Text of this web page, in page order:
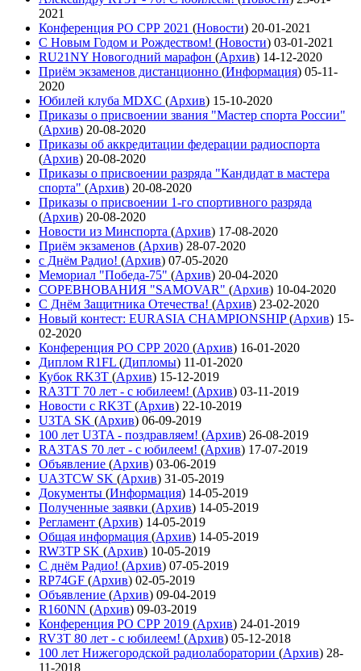
2021
Конференция РО СРР 2021 (Новости) 20-01-2021
С Новым Годом и Рождеством! (Новости) 03-01-2021
RU21NY Новогодний марафон (Архив) 14-12-2020
Приём экзаменов дистанционно (Информация) 05-11-
2020
Юбилей клуба MDXC (Архив) 15-10-2020
Приказы о присвоении звания "Мастер спорта России"
(Архив) 20-08-2020
Приказы об аккредитации федерации радиоспорта
(Архив) 20-08-2020
Приказы о присвоении разряда "Кандидат в мастера
спорта" (Архив) 20-08-2020
Приказы о присвоении 1-го спортивного разряда
(Архив) 20-08-2020
Новости из Минспорта (Архив) 17-08-2020
Приём экзаменов (Архив) 28-07-2020
с Днём Радио! (Архив) 07-05-2020
Мемориал "Победа-75" (Архив) 20-04-2020
СОРЕВНОВАНИЯ "SAMOVAR" (Архив) 10-04-2020
С Днём Защитника Отечества! (Архив) 23-02-2020
Новый контест: EURASIA CHAMPIONSHIP(Архив) 15-
02-2020
Конференция РО СРР 2020 (Архив) 16-01-2020
Диплом R1FL (Дипломы) 11-01-2020
Кубок RK3T (Архив) 15-12-2019
RA3TT 70 лет - с юбилеем! (Архив) 03-11-2019
Новости с RK3T (Архив) 22-10-2019
U3TA SK (Архив) 06-09-2019
100 лет U3TA - поздравляем! (Архив) 26-08-2019
RA3TAS 70 лет - с юбилеем! (Архив) 17-07-2019
Объявление (Архив) 03-06-2019
UA3TCW SK (Архив) 31-05-2019
Документы (Информация) 14-05-2019
Полученные заявки (Архив) 14-05-2019
Регламент (Архив) 14-05-2019
Общая информация (Архив) 14-05-2019
RW3TP SK (Архив) 10-05-2019
С днём Радио! (Архив) 07-05-2019
RP74GF (Архив) 02-05-2019
Объявление (Архив) 09-04-2019
R160NN (Архив) 09-03-2019
Конференция РО СРР 2019 (Архив) 24-01-2019
RV3T 80 лет - с юбилеем! (Архив) 05-12-2018
100 лет Нижегородской радиолаборатории (Архив) 28-
11-2018